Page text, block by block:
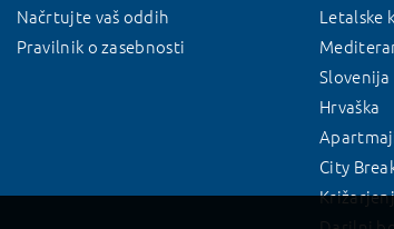
Načrtujte vaš oddih
Pravilnik o zasebnosti
Letalske
Slovenija
Hrvaška
City